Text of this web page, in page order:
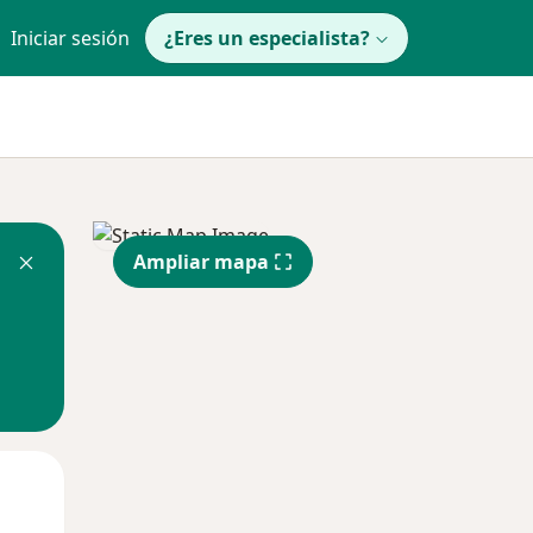
Iniciar sesión ¿Eres un especialista?
Ampliar mapa